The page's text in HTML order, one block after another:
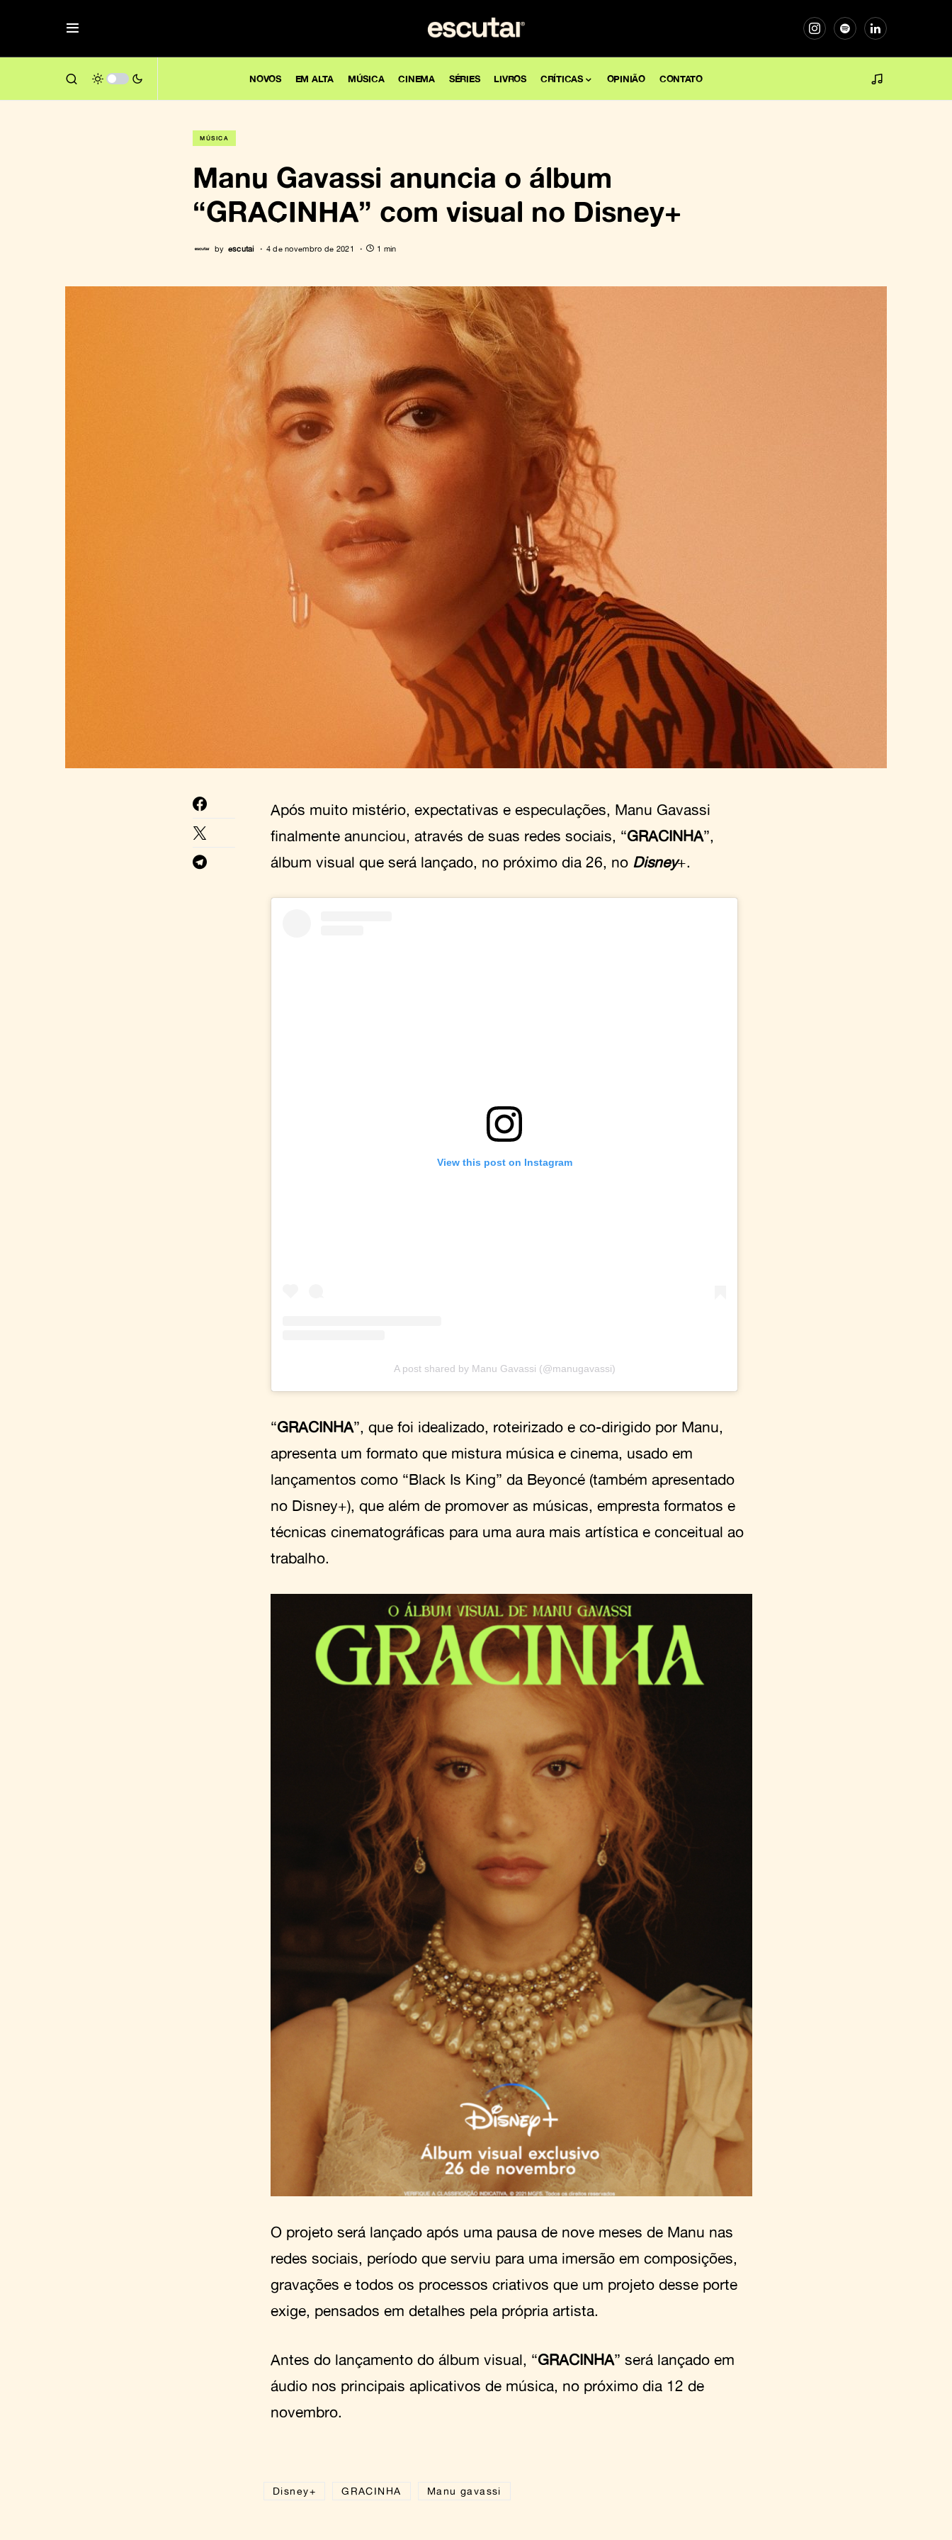
NOVOS EM ALTA MÚSICA CINEMA SÉRIES LIVROS CRÍTICAS OPINIÃO CONTATO
MÚSICA
Manu Gavassi anuncia o álbum
“GRACINHA” com visual no Disney+
by escutai 4 de novembro de 2021 1 min
Após muito mistério, expectativas e especulações, Manu Gavassi
finalmente anunciou, através de suas redes sociais, “GRACINHA”,
álbum visual que será lançado, no próximo dia 26, no Disney+.
View this post on Instagram
A post shared by Manu Gavassi (@manugavassi)
“GRACINHA”, que foi idealizado, roteirizado e co-dirigido por Manu,
apresenta um formato que mistura música e cinema, usado em
lançamentos como “Black Is King” da Beyoncé (também apresentado
no Disney+), que além de promover as músicas, empresta formatos e
técnicas cinematográficas para uma aura mais artística e conceitual ao
trabalho.
O projeto será lançado após uma pausa de nove meses de Manu nas
redes sociais, período que serviu para uma imersão em composições,
gravações e todos os processos criativos que um projeto desse porte
exige, pensados em detalhes pela própria artista.
Antes do lançamento do álbum visual, “GRACINHA” será lançado em
áudio nos principais aplicativos de música, no próximo dia 12 de
novembro.
Disney+ GRACINHA Manu gavassi